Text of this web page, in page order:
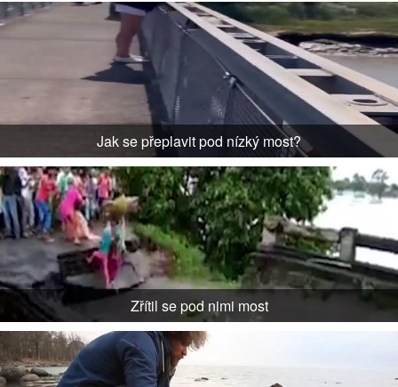
Jak se přeplavit pod nízký most?
Zřítil se pod nimi most